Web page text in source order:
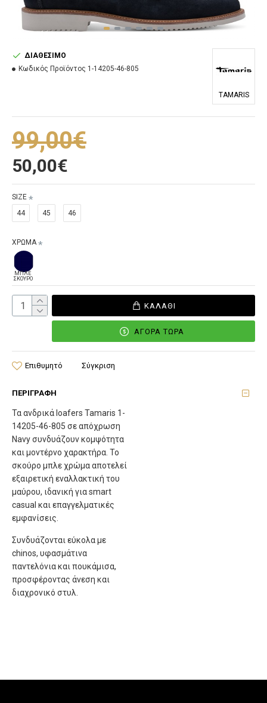
50,00€
99,00€
ΔΙΑΘΈΣΙΜΟ
Κωδικός Προϊόντος 1-14205-46-805
TAMARIS
SIZE
44
45 46
ΧΡΩΜΑ
ΜΠΛΕ
ΣΚΟΥΡΟ
ΚΑΛΆΘΙ
ΑΓΟΡΆ ΤΏΡΑ
Επιθυμητό Σύγκριση
ΠΕΡΙΓΡΑΦΉ
Τα ανδρικά loafers Tamaris 1-
14205-46-805 σε απόχρωση
Navy συνδυάζουν κομψότητα
και μοντέρνο χαρακτήρα. Το
σκούρο μπλε χρώμα αποτελεί
εξαιρετική εναλλακτική του
μαύρου, ιδανική για smart
casual και επαγγελματικές
εμφανίσεις.
Συνδυάζονται εύκολα με
chinos, υφασμάτινα
παντελόνια και πουκάμισα,
προσφέροντας άνεση και
διαχρονικό στυλ.